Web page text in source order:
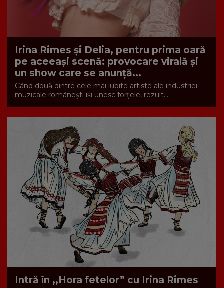
Irina Rimes și Delia, pentru prima oară
pe aceeași scenă: provocare virală și
un show care se anunță...
Când două dintre cele mai iubite artiste ale industriei
muzicale românești își unesc forțele, rezult...
Intră în ,,Hora fetelor” cu Irina Rimes